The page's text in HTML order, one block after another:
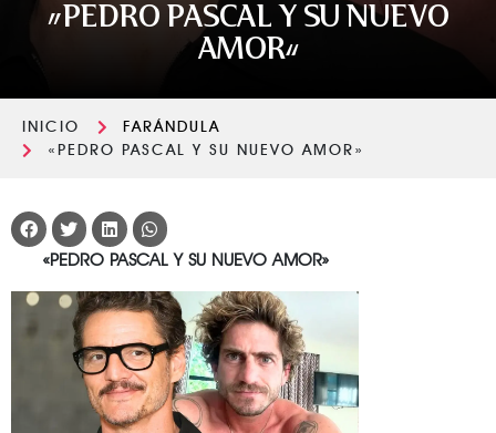
«PEDRO PASCAL Y SU NUEVO
AMOR»
INICIO
FARÁNDULA
«PEDRO PASCAL Y SU NUEVO AMOR»
«PEDRO PASCAL Y SU NUEVO AMOR»